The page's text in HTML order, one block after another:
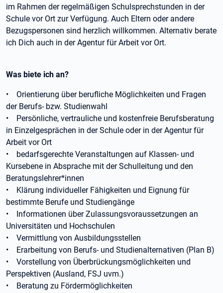
im Rahmen der regelmäßigen Schulsprechstunden in der
Schule vor Ort zur Verfügung. Auch Eltern oder andere
Bezugspersonen sind herzlich willkommen. Alternativ berate
ich Dich auch in der Agentur für Arbeit vor Ort.
Was biete ich an?
• Orientierung über berufliche Möglichkeiten und Fragen
der Berufs- bzw. Studienwahl
• Persönliche, vertrauliche und kostenfreie Berufsberatung
in Einzelgesprächen in der Schule oder in der Agentur für
Arbeit vor Ort
• bedarfsgerechte Veranstaltungen auf Klassen- und
Kursebene in Absprache mit der Schulleitung und den
Beratungslehrer*innen
• Klärung individueller Fähigkeiten und Eignung für
bestimmte Berufe und Studiengänge
• Informationen über Zulassungsvoraussetzungen an
Universitäten und Hochschulen
• Vermittlung von Ausbildungsstellen
• Erarbeitung von Berufs- und Studienalternativen (Plan B)
• Vorstellung von Überbrückungsmöglichkeiten und
Perspektiven (Ausland, FSJ uvm.)
• Beratung zu Fördermöglichkeiten